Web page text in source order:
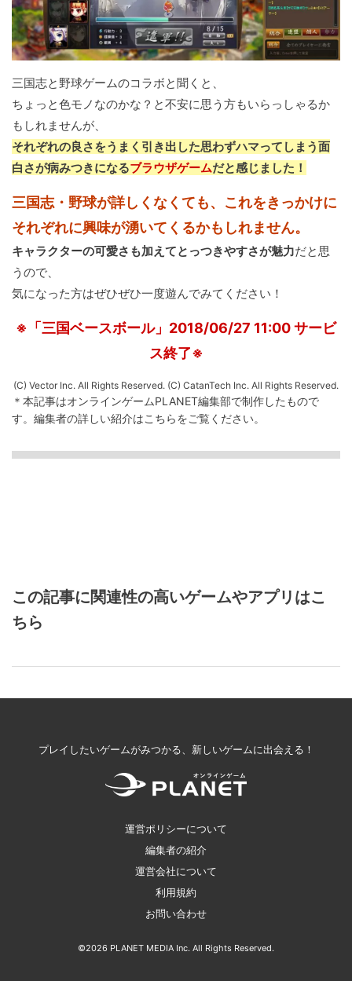
三国志と野球ゲームのコラボと聞くと、
ちょっと色モノなのかな？と不安に思う方もいらっしゃるか
もしれませんが、
それぞれの良さをうまく引き出した思わずハマってしまう面
白さが病みつきになるブラウザゲームだと感じました！
三国志・野球が詳しくなくても、これをきっかけに
それぞれに興味が湧いてくるかもしれません。
キャラクターの可愛さも加えてとっつきやすさが魅力だと思
うので、
気になった方はぜひぜひ一度遊んでみてください！
※「三国ベースボール」2018/06/27 11:00 サービ
ス終了※
(C) Vector Inc. All Rights Reserved. (C) CatanTech Inc. All Rights Reserved.
＊本記事はオンラインゲームPLANET編集部で制作したもので
す。 編集者の詳しい紹介はこちらをご覧ください。
この記事に関連性の高いゲームやアプリはこ
ちら
プレイしたいゲームがみつかる、新しいゲームに出会える！
運営ポリシーについて
編集者の紹介
運営会社について
利用規約
お問い合わせ
©2026 PLANET MEDIA Inc. All Rights Reserved.